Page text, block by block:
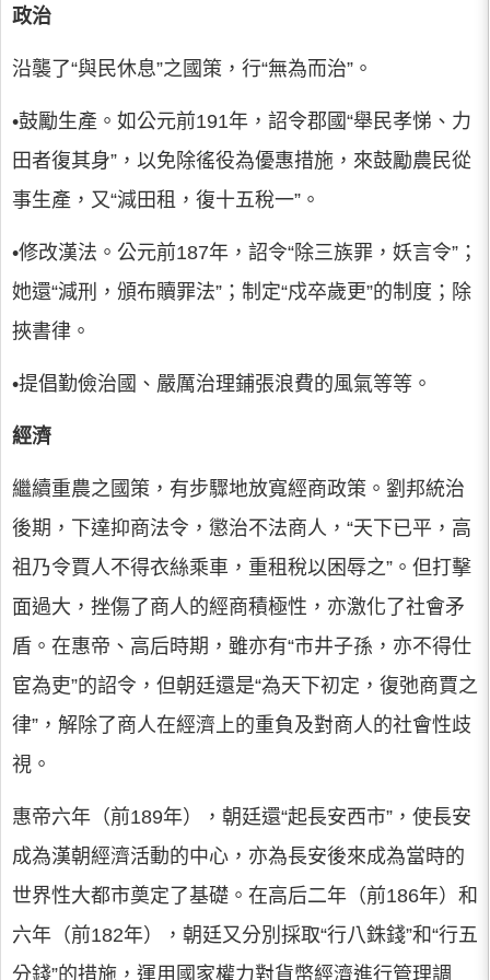
政治
沿襲了“與民休息”之國策，行“無為而治”。
•鼓勵生產。如公元前191年，詔令郡國“舉民孝悌、力
田者復其身”，以免除徭役為優惠措施，來鼓勵農民從
事生產，又“減田租，復十五稅一”。
•修改漢法。公元前187年，詔令“除三族罪，妖言令”；
她還“減刑，頒布贖罪法”；制定“戍卒歲更”的制度；除
挾書律。
•提倡勤儉治國、嚴厲治理鋪張浪費的風氣等等。
經濟
繼續重農之國策，有步驟地放寬經商政策。劉邦統治
後期，下達抑商法令，懲治不法商人，“天下已平，高
祖乃令賈人不得衣絲乘車，重租稅以困辱之”。但打擊
面過大，挫傷了商人的經商積極性，亦激化了社會矛
盾。在惠帝、高后時期，雖亦有“市井子孫，亦不得仕
宦為吏”的詔令，但朝廷還是“為天下初定，復弛商賈之
律”，解除了商人在經濟上的重負及對商人的社會性歧
視。
惠帝六年（前189年），朝廷還“起長安西市”，使長安
成為漢朝經濟活動的中心，亦為長安後來成為當時的
世界性大都市奠定了基礎。在高后二年（前186年）和
六年（前182年），朝廷又分別採取“行八銖錢”和“行五
分錢”的措施，運用國家權力對貨幣經濟進行管理調